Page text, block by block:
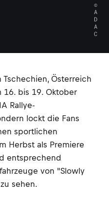
©
A
D
A
C
Tschechien, Österreich
bis 19. Oktober
Rallye-
lockt die Fans
sportlichen
Herbst als Premiere
entsprechend
von "Slowly
sehen.